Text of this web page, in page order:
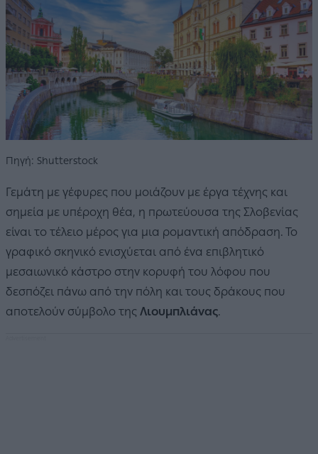
Πηγή: Shutterstock
Γεμάτη με γέφυρες που μοιάζουν με έργα τέχνης και
σημεία με υπέροχη θέα, η πρωτεύουσα της Σλοβενίας
είναι το τέλειο μέρος για μια ρομαντική απόδραση. Το
γραφικό σκηνικό ενισχύεται από ένα επιβλητικό
μεσαιωνικό κάστρο στην κορυφή του λόφου που
δεσπόζει πάνω από την πόλη και τους δράκους που
αποτελούν σύμβολο της Λιουμπλιάνας.